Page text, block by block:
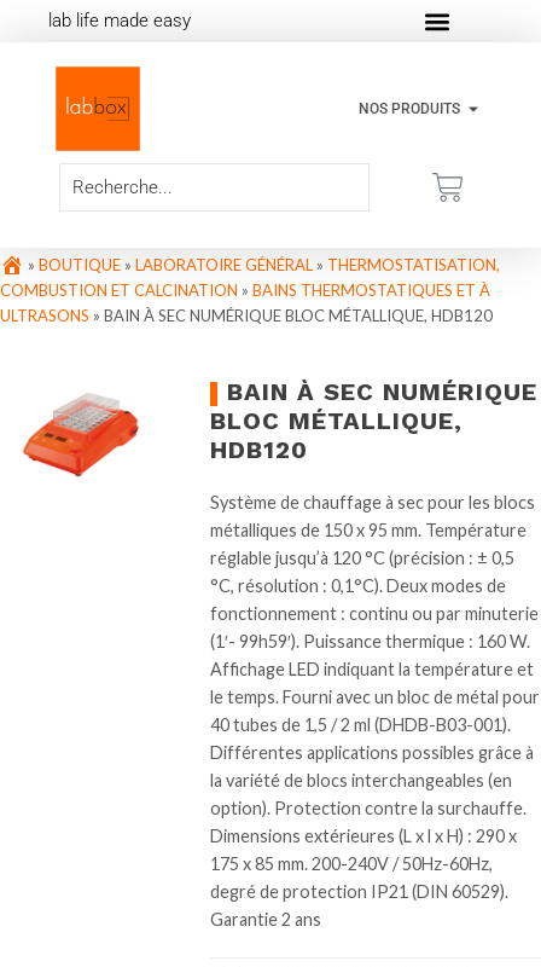
lab life made easy
NOS PRODUITS
» BOUTIQUE » LABORATOIRE GÉNÉRAL » THERMOSTATISATION,
COMBUSTION ET CALCINATION » BAINS THERMOSTATIQUES ET À
ULTRASONS » BAIN À SEC NUMÉRIQUE BLOC MÉTALLIQUE, HDB120
BAIN À SEC NUMÉRIQUE
BLOC MÉTALLIQUE,
HDB120
Système de chauffage à sec pour les blocs
métalliques de 150 x 95 mm. Température
réglable jusqu’à 120 °C (précision : ± 0,5
°C, résolution : 0,1°C). Deux modes de
fonctionnement : continu ou par minuterie
(1′- 99h59′). Puissance thermique : 160 W.
Affichage LED indiquant la température et
le temps. Fourni avec un bloc de métal pour
40 tubes de 1,5 / 2 ml (DHDB-B03-001).
Différentes applications possibles grâce à
la variété de blocs interchangeables (en
option). Protection contre la surchauffe.
Dimensions extérieures (L x l x H) : 290 x
175 x 85 mm. 200-240V / 50Hz-60Hz,
degré de protection IP21 (DIN 60529).
Garantie 2 ans